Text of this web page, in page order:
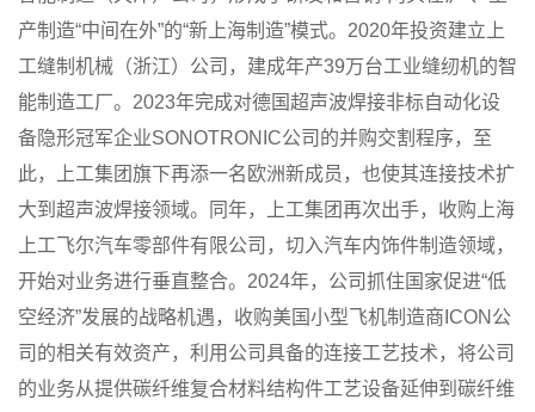
产制造“中间在外”的“新上海制造”模式。2020年投资建立上
工缝制机械（浙江）公司，建成年产39万台工业缝纫机的智
能制造工厂。2023年完成对德国超声波焊接非标自动化设
备隐形冠军企业SONOTRONIC公司的并购交割程序，至
此，上工集团旗下再添一名欧洲新成员，也使其连接技术扩
大到超声波焊接领域。同年，上工集团再次出手，收购上海
上工飞尔汽车零部件有限公司，切入汽车内饰件制造领域，
开始对业务进行垂直整合。2024年，公司抓住国家促进“低
空经济”发展的战略机遇，收购美国小型飞机制造商ICON公
司的相关有效资产，利用公司具备的连接工艺技术，将公司
的业务从提供碳纤维复合材料结构件工艺设备延伸到碳纤维